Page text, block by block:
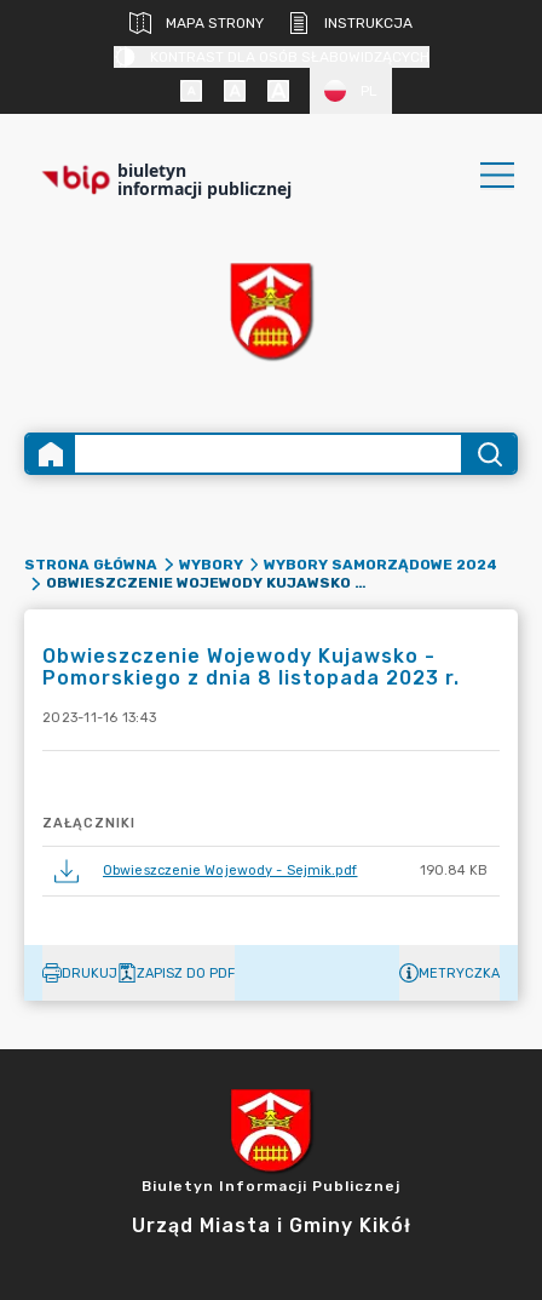
MAPA STRONY
INSTRUKCJA
biuletyn
informacji publicznej
STRONA GŁÓWNA WYBORY
WYBORY SAMORZĄDOWE 2024
OBWIESZCZENIE WOJEWODY KUJAWSKO - POMORSKIEGO Z DNIA 8 LISTOPADA 2023 R.
Obwieszczenie Wojewody Kujawsko -
Pomorskiego z dnia 8 listopada 2023 r.
2023-11-16 13:43
ZAŁĄCZNIKI
Obwieszczenie Wojewody - Sejmik.pdf 190.84 KB
DRUKUJ ZAPISZ DO PDF METRYCZKA
Biuletyn Informacji Publicznej
Urząd Miasta i Gminy Kikół